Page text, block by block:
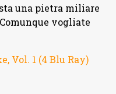
una pietra miliare
vogliate
Vol. 1 (4 Blu Ray)